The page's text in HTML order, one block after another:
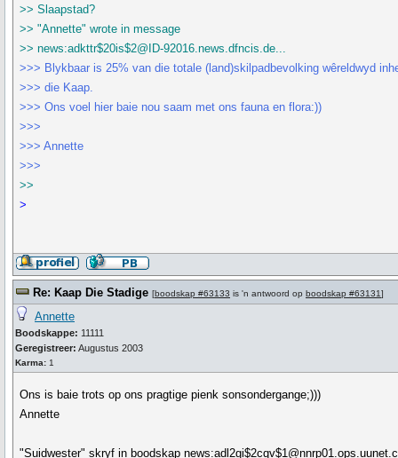
>> Slaapstad?
>> "Annette" wrote in message
>> news:adkttr$20is$2@ID-92016.news.dfncis.de...
>>> Blykbaar is 25% van die totale (land)skilpadbevolking wêreldwyd
>>> die Kaap.
>>> Ons voel hier baie nou saam met ons fauna en flora:))
>>>
>>> Annette
>>>
>>
>
Re: Kaap Die Stadige [boodskap #63133 is 'n antwoord op boodskap #63131]
Annette
Boodskappe: 11111
Geregistreer: Augustus 2003
Karma: 1
Ons is baie trots op ons pragtige pienk sonsondergange;)))
Annette
"Suidwester" skryf in boodskap